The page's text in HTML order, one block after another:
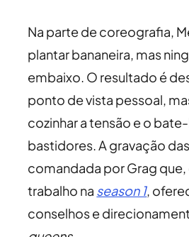
Na parte de coreografia,
plantar bananeira, mas
embaixo. O resultado é
ponto de vista pessoal,
cozinhar a tensão e o
bastidores. A gravação
comandada por Grag
trabalho na season 1,
conselhos e